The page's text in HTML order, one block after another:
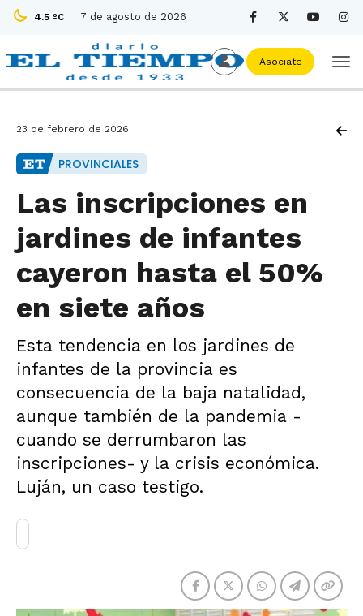
4.5 ºC 7 de agosto de 2026
Asociate
23 de febrero de 2026
PROVINCIALES
Las inscripciones en
jardines de infantes
cayeron hasta el 50%
en siete años
Esta tendencia en los jardines de
infantes de la provincia es
consecuencia de la baja natalidad,
aunque también de la pandemia -
cuando se derrumbaron las
inscripciones- y la crisis económica.
Luján, un caso testigo.